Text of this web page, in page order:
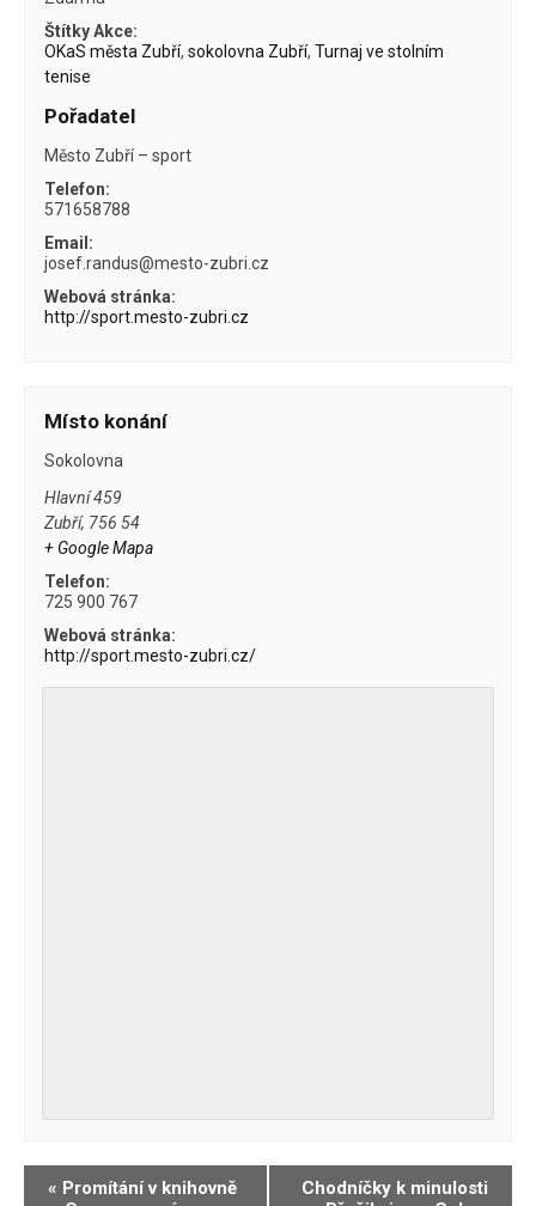
Štítky Akce:
OKaS města Zubří,sokolovna Zubří,Turnaj ve stolním
tenise
Pořadatel
Město Zubří – sport
Telefon:
571658788
Email:
josef.randus@mesto-zubri.cz
Webová stránka:
http://sport.mesto-zubri.cz
Místo konání
Sokolovna
Hlavní 459
Zubří, 756 54
+ Google Mapa
Telefon:
725 900 767
Webová stránka:
http://sport.mesto-zubri.cz/
Navigace
« Promítání v knihovně
Chodníčky k minulosti